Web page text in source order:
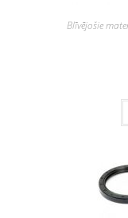
Blīvējošie